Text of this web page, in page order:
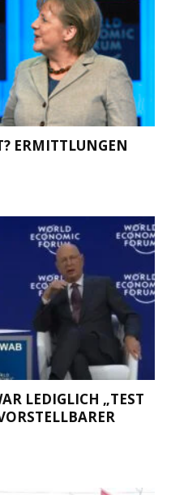
ERMITTLUNGEN
LEDIGLICH „TEST